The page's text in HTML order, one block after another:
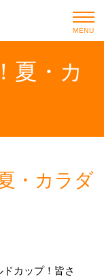
MENU
夏・カ
・カラダ
カップ！皆さ